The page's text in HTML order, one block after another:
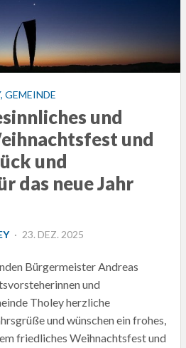
GEMEINDE
und
und
und
das neue Jahr
POSTED
23. DEZ. 2025
Bürgermeister Andreas
und
Tholey herzliche
und wünschen ein frohes,
friedliches Weihnachtsfest und